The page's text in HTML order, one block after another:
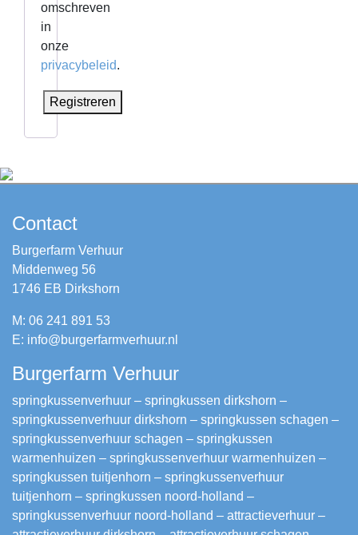
omschreven
in
onze
privacybeleid.
Registreren
Contact
Burgerfarm Verhuur
Middenweg 56
1746 EB Dirkshorn
M: 06 241 891 53
E: info@burgerfarmverhuur.nl
Burgerfarm Verhuur
springkussenverhuur – springkussen dirkshorn –
springkussenverhuur dirkshorn – springkussen schagen –
springkussenverhuur schagen – springkussen
warmenhuizen – springkussenverhuur warmenhuizen –
springkussen tuitjenhorn – springkussenverhuur
tuitjenhorn – springkussen noord-holland –
springkussenverhuur noord-holland – attractieverhuur –